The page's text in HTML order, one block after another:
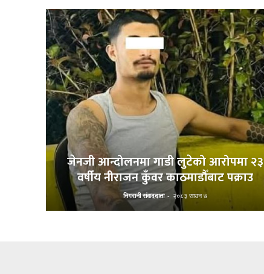
जेनजी आन्दोलनमा गाडी लुटेको आरोपमा २३
वर्षीय नीराजन कुँवर काठमाडौँबाट पक्राउ
निगरानी संवाददाता - २०८३ साउन ७